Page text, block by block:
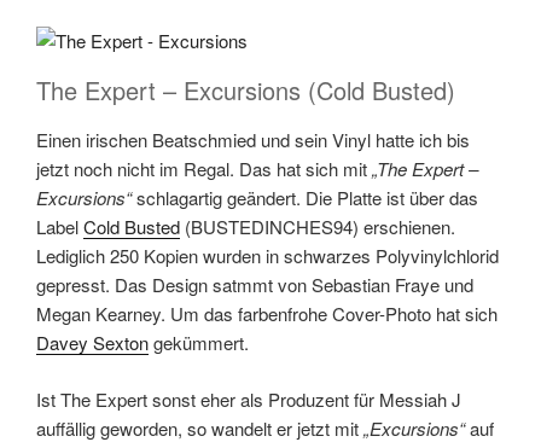
The Expert – Excursions (Cold Busted)
Einen irischen Beatschmied und sein Vinyl hatte ich bis
jetzt noch nicht im Regal. Das hat sich mit„The Expert –
Excursions“schlagartig geändert. Die Platte ist über das
LabelCold Busted (BUSTEDINCHES94) erschienen.
Lediglich 250 Kopien wurden in schwarzes Polyvinylchlorid
gepresst. Das Design satmmt von Sebastian Fraye und
Megan Kearney. Um das farbenfrohe Cover-Photo hat sich
Davey Sextongekümmert.
Ist The Expert sonst eher als Produzent für Messiah J
auffällig geworden, so wandelt er jetzt mit„Excursions“auf